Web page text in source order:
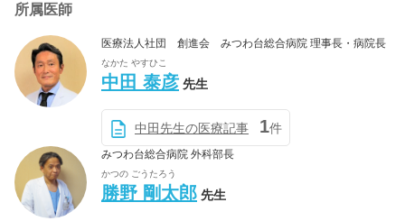
所属医師
医療法人社団 創進会 みつわ台総合病院 理事長・病院長
なかた やすひこ
中田 泰彦 先生
中田先生の医療記事 1件
みつわ台総合病院 外科部長
かつの ごうたろう
勝野 剛太郎 先生